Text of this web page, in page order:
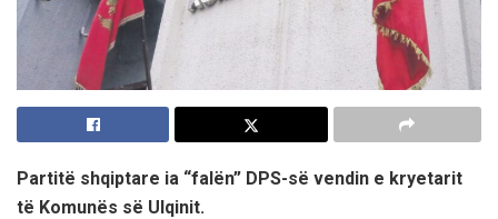
Partitë shqiptare ia “falën” DPS-së vendin e kryetarit
të Komunës së Ulqinit.